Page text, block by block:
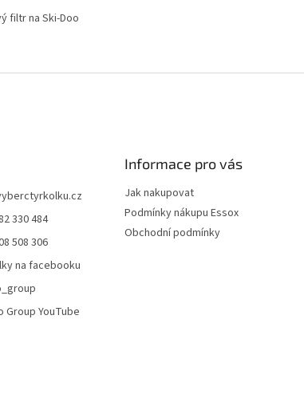
filtr na Ski-Doo
v
330 484
508 306
na facebooku
Group YouTube
Informace pro vás
Jak nakupovat
Podmínky nákupu Essox
Obchodní podmínky